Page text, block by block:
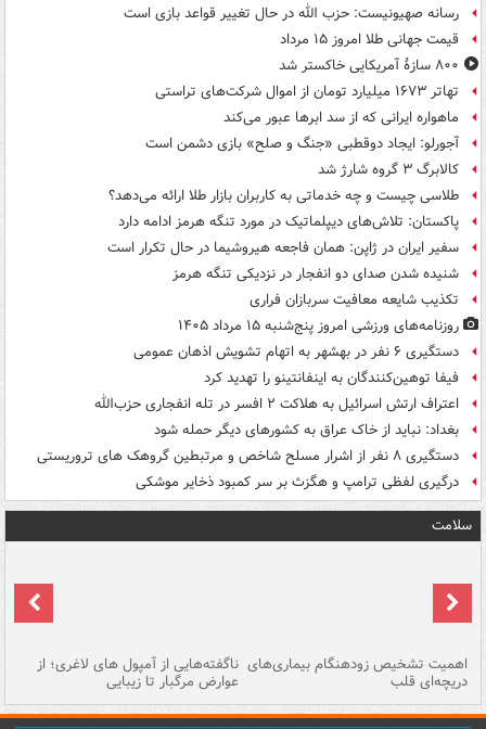
رسانه صهیونیست: حزب الله در حال تغییر قواعد بازی است
قیمت جهانی طلا امروز ۱۵ مرداد
۸۰۰ سازۀ آمریکایی خاکستر شد
تهاتر ۱۶۷۳ میلیارد تومان از اموال شرکت‌های تراستی
ماهواره ایرانی که از سد ابرها عبور می‌کند
آجورلو: ایجاد دوقطبی «جنگ و صلح‌» بازی دشمن است
کالابرگ ۳ گروه شارژ شد
طلاسی چیست و چه خدماتی به کاربران بازار طلا ارائه می‌دهد؟
پاکستان: تلاش‌های دیپلماتیک در مورد تنگه هرمز ادامه دارد
سفیر ایران در ژاپن: همان فاجعه هیروشیما در حال تکرار است
شنیده شدن صدای دو انفجار در نزدیکی تنگه هرمز
تکذیب شایعه معافیت سربازان فراری
روزنامه‌های ورزشی امروز پنج‌شنبه ۱۵ مرداد ۱۴۰۵
دستگیری ۶ نفر در بهشهر به اتهام تشویش اذهان عمومی
فیفا توهین‌کنندگان به اینفانتینو را تهدید کرد
اعتراف ارتش اسرائیل به هلاکت ۲ افسر در تله انفجاری حزب‌الله
بغداد: نباید از خاک عراق به کشورهای دیگر حمله شود
دستگیری ۸ نفر از اشرار مسلح شاخص و مرتبطین گروهک های تروریستی
درگیری لفظی ترامپ و هگزث بر سر کمبود ذخایر موشکی
سلامت
اهمیت تشخیص زودهنگام بیماری‌های
دریچه‌ای قلب
ناگفته‌هایی از آمپول های لاغری؛ از
عوارض مرگبار تا زیبایی